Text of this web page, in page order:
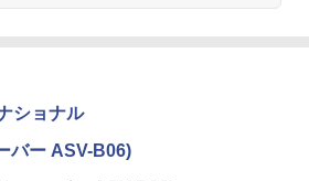
ショナル
バー ASV-B06)